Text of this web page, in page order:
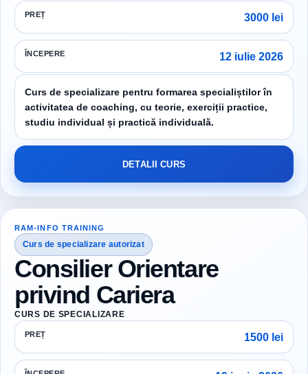
PREȚ 3000 lei
ÎNCEPERE 12 iulie 2026
Curs de specializare pentru formarea specialiștilor în
activitatea de coaching, cu teorie, exerciții practice,
studiu individual și practică individuală.
DETALII CURS
RAM-INFO TRAINING
Curs de specializare autorizat
Consilier Orientare
privind Cariera
CURS DE SPECIALIZARE
PREȚ 1500 lei